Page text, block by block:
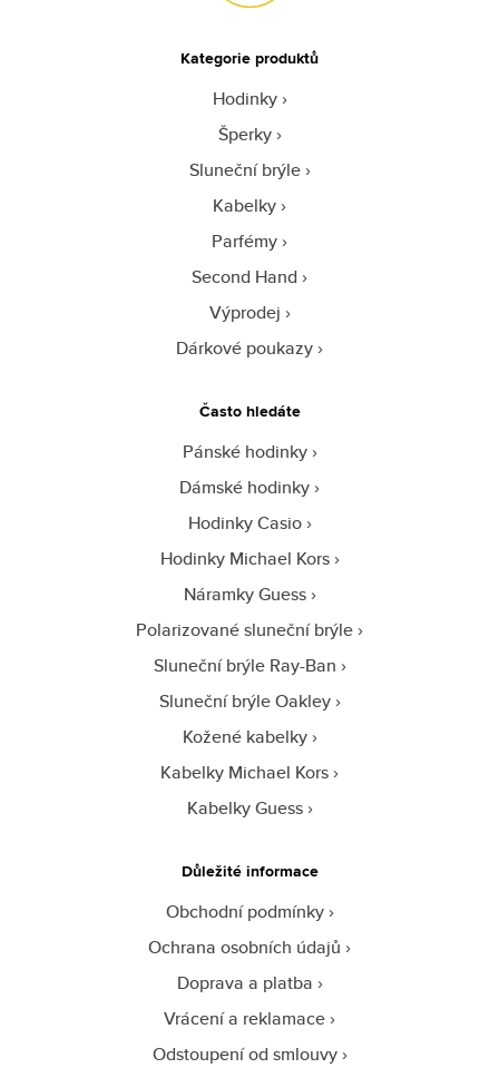
Kategorie produktů
Hodinky
Šperky
Sluneční brýle
Kabelky
Parfémy
Second Hand
Výprodej
Dárkové poukazy
Často hledáte
Pánské hodinky
Dámské hodinky
Hodinky Casio
Hodinky Michael Kors
Náramky Guess
Polarizované sluneční brýle
Sluneční brýle Ray-Ban
Sluneční brýle Oakley
Kožené kabelky
Kabelky Michael Kors
Kabelky Guess
Důležité informace
Obchodní podmínky
Ochrana osobních údajů
Doprava a platba
Vrácení a reklamace
Odstoupení od smlouvy